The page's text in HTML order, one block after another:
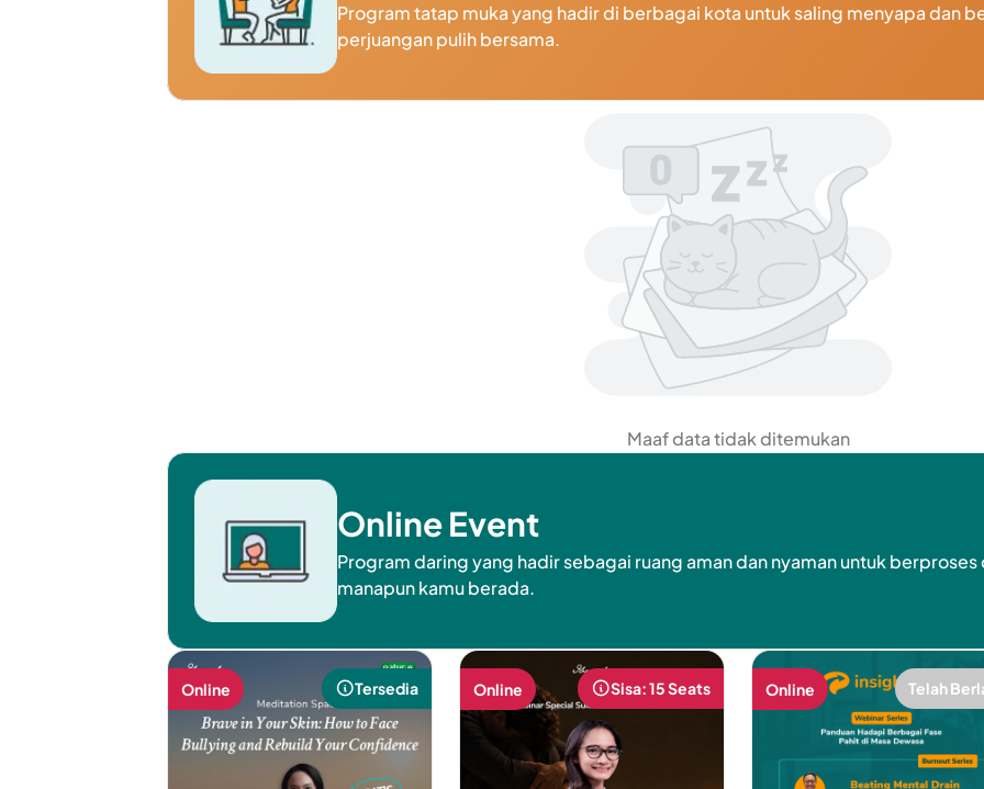
Program tatap muka yang hadir di berbagai kota untuk saling menyapa dan
perjuangan pulih bersama.
Maaf data tidak ditemukan
Online Event
Program daring yang hadir sebagai ruang aman dan nyaman untuk
manapun kamu berada.
Online Tersedia Online Sisa: 15 Seats Online Telah